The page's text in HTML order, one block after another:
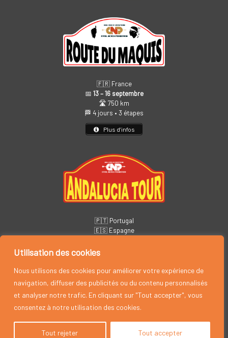
Utilisation des cookies
Nous utilisons des cookies pour améliorer votre expérience de
navigation, diffuser des publicités ou du contenu personnalisés
et analyser notre trafic. En cliquant sur "Tout accepter", vous
consentez à notre utilisation des cookies.
Tout rejeter Tout accepter
🇫🇷 France
📅 13 – 16 septembre
🛣️ 750 km
🏁 4 jours • 3 étapes
Plus d’infos
🇵🇹 Portugal
🇪🇸 Espagne
🏁 6 jours • 5 étapes
Rallye Maroc Classic, by CYRIL NEVEU PROMOTION © 2026